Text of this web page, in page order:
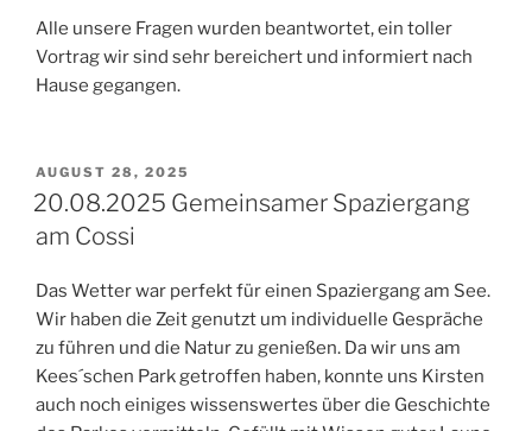
Alle unsere Fragen wurden beantwortet, ein toller
Vortrag wir sind sehr bereichert und informiert nach
Hause gegangen.
VERÖFFENTLICHT
AM
AUGUST 28, 2025
20.08.2025 Gemeinsamer Spaziergang
am Cossi
Das Wetter war perfekt für einen Spaziergang am See.
Wir haben die Zeit genutzt um individuelle Gespräche
zu führen und die Natur zu genießen. Da wir uns am
Kees´schen Park getroffen haben, konnte uns Kirsten
auch noch einiges wissenswertes über die Geschichte